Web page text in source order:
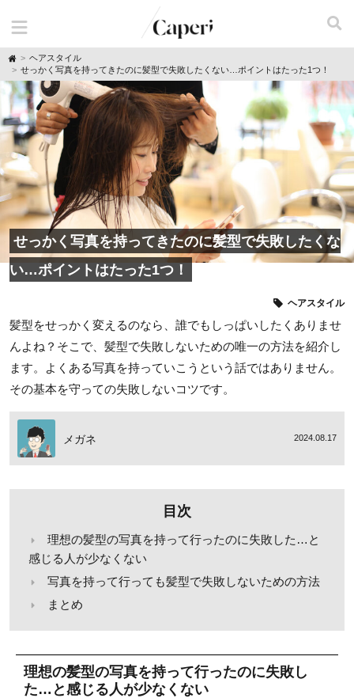
H
o
m
e
ヘアスタイル
せっかく写真を持ってきたのに髪型で失敗したくない…ポイントはたった1つ！
せっかく写真を持ってきたのに髪型で失敗したくな
い…ポイントはたった1つ！
ヘアスタイル
髪型をせっかく変えるのなら、誰でもしっぱいしたくありませ
んよね？そこで、髪型で失敗しないための唯一の方法を紹介し
ます。よくある写真を持っていこうという話ではありません。
その基本を守っての失敗しないコツです。
メガネ 2024.08.17
目次
理想の髪型の写真を持って行ったのに失敗した…と
感じる人が少なくない
写真を持って行っても髪型で失敗しないための方法
まとめ
理想の髪型の写真を持って行ったのに失敗し
た…と感じる人が少なくない